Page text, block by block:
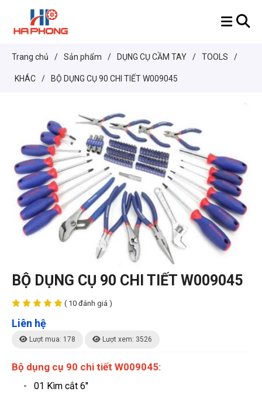
Trang chủ / Sản phẩm / DỤNG CỤ CẦM TAY / TOOLS /
KHÁC / BỘ DỤNG CỤ 90 CHI TIẾT W009045
BỘ DỤNG CỤ 90 CHI TIẾT W009045
( 10 đánh giá )
Liên hệ
Lượt mua: 178 Lượt xem: 3526
Bộ dụng cụ 90 chi tiết W009045:
- 01 Kìm cắt 6''